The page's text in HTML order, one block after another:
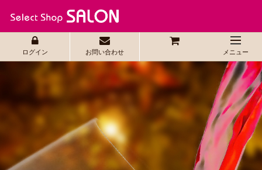
ログイン お問い合わせ メニュー